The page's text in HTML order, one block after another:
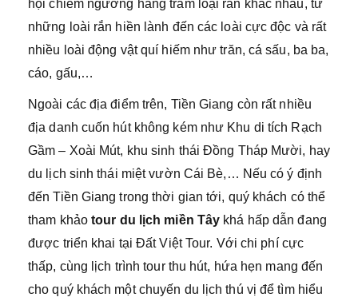
hội chiêm ngưỡng hàng trăm loại rắn khác nhau, từ
những loài rắn hiền lành đến các loài cực độc và rất
nhiều loài động vật quí hiếm như trăn, cá sấu, ba ba,
cáo, gấu,…
Ngoài các địa điểm trên, Tiền Giang còn rất nhiều
địa danh cuốn hút không kém như Khu di tích Rạch
Gầm – Xoài Mút, khu sinh thái Đồng Tháp Mười, hay
du lịch sinh thái miệt vườn Cái Bè,… Nếu có ý định
đến Tiền Giang trong thời gian tới, quý khách có thể
tham khảotour du lịch miền Tây khá hấp dẫn đang
được triển khai tại Đất Việt Tour. Với chi phí cực
thấp, cùng lịch trình tour thu hút, hứa hẹn mang đến
cho quý khách một chuyến du lịch thú vị để tìm hiểu